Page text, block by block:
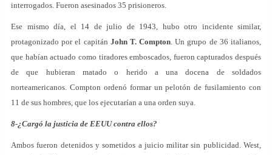
interrogados. Fueron asesinados 35 prisioneros.
Ese mismo día, el 14 de julio de 1943, hubo otro incidente similar,
protagonizado por el capitán John T. Compton. Un grupo de 36 italianos,
que habían actuado como tiradores emboscados, fueron capturados después
de que hubieran matado o herido a una docena de soldados
norteamericanos. Compton ordenó formar un pelotón de fusilamiento con
11 de sus hombres, que los ejecutarían a una orden suya.
8-¿Cargó la justicia de EEUU contra ellos?
Ambos fueron detenidos y sometidos a juicio militar sin publicidad. West,